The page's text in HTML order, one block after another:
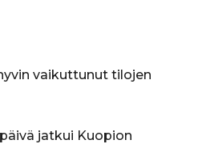
vaikuttunut tilojen
jatkui Kuopion